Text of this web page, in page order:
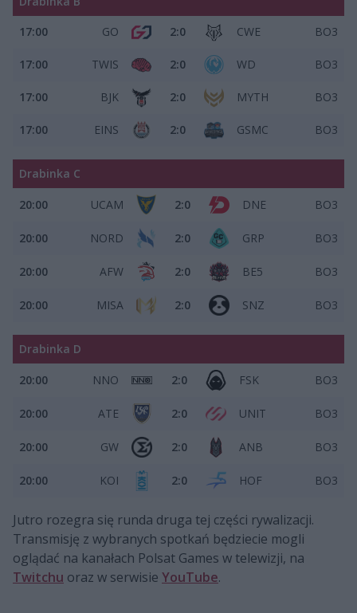
17:00
GO 2:0 CWE BO3
17:00 TWIS 2:0 WD BO3
17:00 BJK 2:0 MYTH BO3
17:00 EINS 2:0 GSMC BO3
Drabinka C
20:00 UCAM 2:0 DNE BO3
20:00 NORD 2:0 GRP BO3
20:00 AFW 2:0 BE5 BO3
20:00 MISA 2:0 SNZ BO3
Drabinka D
20:00 NNO 2:0 FSK BO3
20:00 ATE 2:0 UNIT BO3
20:00 GW 2:0 ANB BO3
20:00 KOI 2:0 HOF BO3
Jutro rozegra się runda druga tej części rywalizacji.
Transmisję z wybranych spotkań będziecie mogli
oglądać na kanałach Polsat Games w telewizji, na
Twitchu oraz w serwisie YouTube.